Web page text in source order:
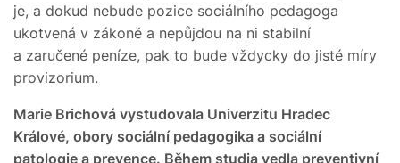
je, a dokud nebude pozice sociálního pedagoga
ukotvená v zákoně a nepůjdou na ni stabilní
a zaručené peníze, pak to bude vždycky do jisté míry
provizorium.
Marie Brichová vystudovala Univerzitu Hradec
Králové, obory sociální pedagogika a sociální
patologie a prevence. Během studia vedla preventivní